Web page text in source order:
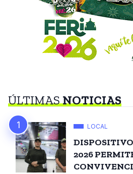
ÚLTIMASNOTICIAS
LOCAL
2026